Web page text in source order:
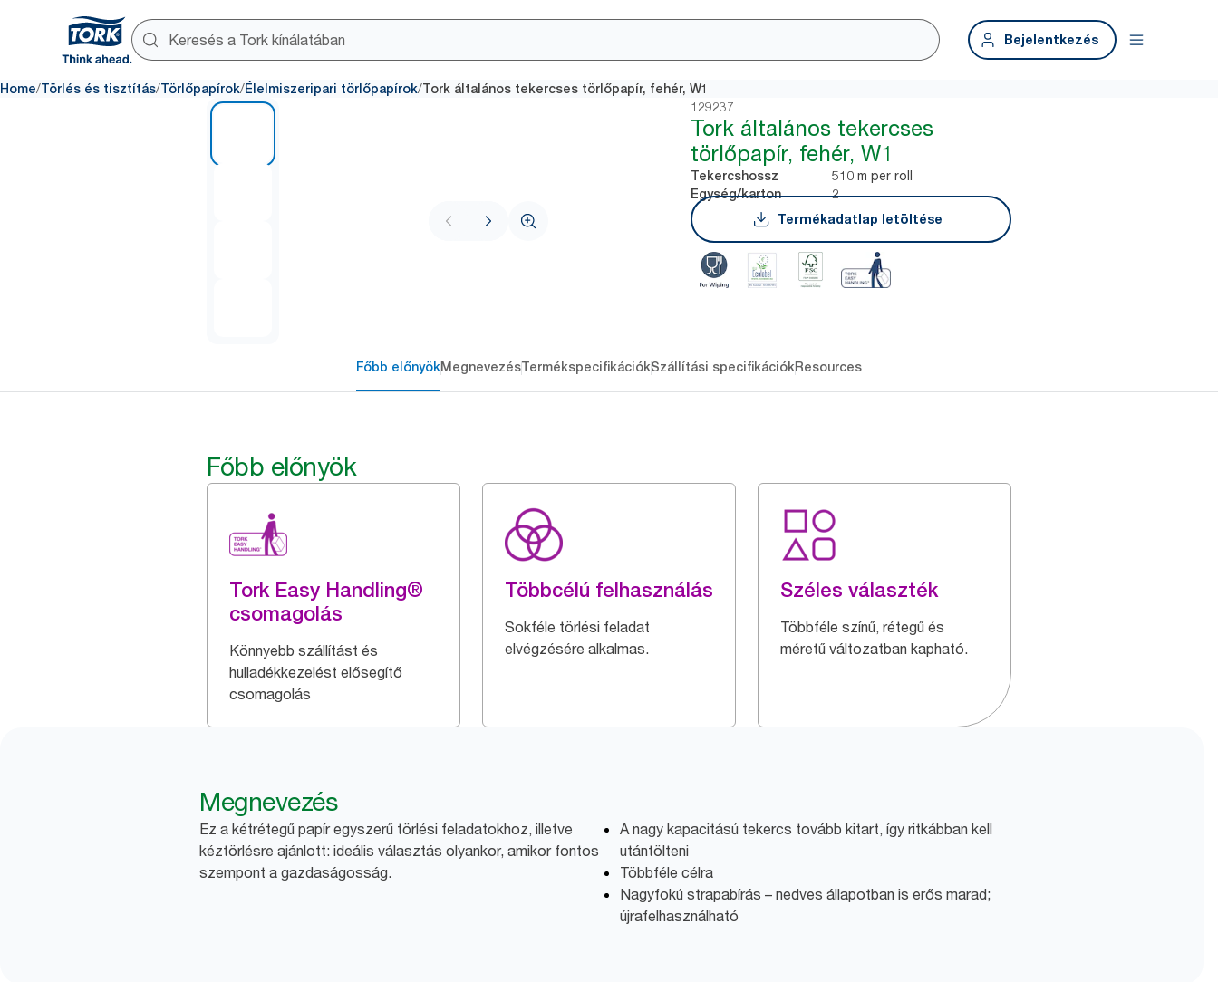
Bejelentkezés
Home/Törlés és tisztítás/Törlőpapírok/Élelmiszeripari törlőpapírok/Tork általános tekercses törlőpapír, fehér, W1
129237
Tork általános tekercses
törlőpapír, fehér, W1
Tekercshossz 510 m per roll
Egység/karton
2
Termékadatlap letöltése
Főbb előnyökMegnevezésTermékspecifikációkSzállítási specifikációkResources
Főbb előnyök
Tork Easy Handling®
csomagolás
Könnyebb szállítást és
hulladékkezelést elősegítő
csomagolás
Többcélú felhasználás
Sokféle törlési feladat
elvégzésére alkalmas.
Széles választék
Többféle színű, rétegű és
méretű változatban kapható.
Megnevezés
Ez a kétrétegű papír egyszerű törlési feladatokhoz, illetve
kéztörlésre ajánlott: ideális választás olyankor, amikor fontos
szempont a gazdaságosság.
A nagy kapacitású tekercs tovább kitart, így ritkábban kell
utántölteni
Többféle célra
Nagyfokú strapabírás – nedves állapotban is erős marad;
újrafelhasználható